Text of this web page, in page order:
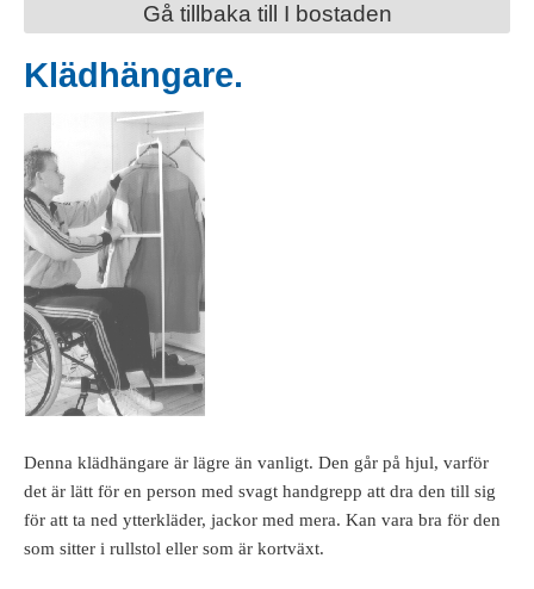
Gå tillbaka till I bostaden
Klädhängare.
Denna klädhängare är lägre än vanligt. Den går på hjul, varför
det är lätt för en person med svagt handgrepp att dra den till sig
för att ta ned ytterkläder, jackor med mera. Kan vara bra för den
som sitter i rullstol eller som är kortväxt.